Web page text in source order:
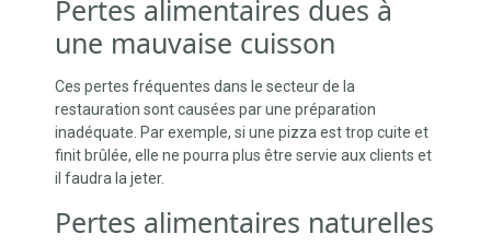
Pertes alimentaires dues à
une mauvaise cuisson
Ces pertes fréquentes dans le secteur de la
restauration sont causées par une préparation
inadéquate. Par exemple, si une pizza est trop cuite et
finit brûlée, elle ne pourra plus être servie aux clients et
il faudra la jeter.
Pertes alimentaires naturelles